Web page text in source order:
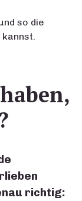
so die
richtig: